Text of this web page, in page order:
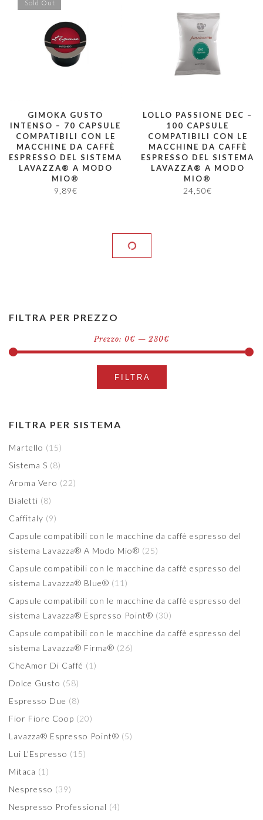
Sold Out
GIMOKA GUSTO
INTENSO – 70 CAPSULE
COMPATIBILI CON LE
MACCHINE DA CAFFÈ
ESPRESSO DEL SISTEMA
LAVAZZA® A MODO
MIO®
9,89€
LOLLO PASSIONE DEC –
100 CAPSULE
COMPATIBILI CON LE
MACCHINE DA CAFFÈ
ESPRESSO DEL SISTEMA
LAVAZZA® A MODO
MIO®
24,50€
FILTRA PER PREZZO
FILTRA
Prezzo: 0€ — 230€
FILTRA PER SISTEMA
Martello (15)
Sistema S (8)
Aroma Vero (22)
Bialetti (8)
Caffitaly (9)
Capsule compatibili con le macchine da caffè espresso del
sistema Lavazza® A Modo Mio® (25)
Capsule compatibili con le macchine da caffè espresso del
sistema Lavazza® Blue® (11)
Capsule compatibili con le macchine da caffè espresso del
sistema Lavazza® Espresso Point® (30)
Capsule compatibili con le macchine da caffè espresso del
sistema Lavazza® Firma® (26)
CheAmor Di Caffé (1)
Dolce Gusto (58)
Espresso Due (8)
Fior Fiore Coop (20)
Lavazza® Espresso Point® (5)
Lui L'Espresso (15)
Mitaca (1)
Nespresso (39)
Nespresso Professional (4)